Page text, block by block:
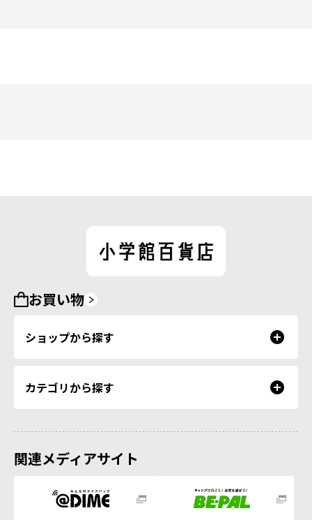
お買い物
ショップから探す
カテゴリから探す
関連メディアサイト